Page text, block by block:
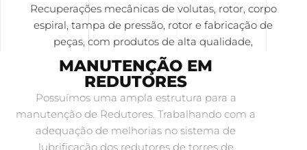
Recuperações mecânicas de volutas, rotor, corpo
espiral, tampa de pressão, rotor e fabricação de
peças, com produtos de alta qualidade,
MANUTENÇÃO EM
REDUTORES
Possuímos uma ampla estrutura para a
manutenção de Redutores. Trabalhando com a
adequação de melhorias no sistema de
lubrificação dos redutores de torres de